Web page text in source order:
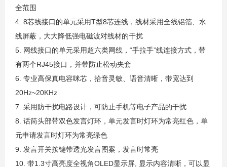
全范围
4. 8芯线接口的单元采用T型8芯连线，线材采用全线铝箔、水
线屏蔽，大大降低强电磁波对线材的干扰
5. 网线接口的单元采用超六类网线，“手拉手”线连接方式，带
有两个RJ45接口，并带防止松动夹套
6. 专业高保真电容咪芯，拾音灵敏、语音清晰，带宽达到
20Hz~20KHz
7. 采用防干扰电路设计，可防止手机等电子产品的干扰
8. 话筒头部带双色发言灯环，单元发言时灯环为常亮红色，单
元申请发言时灯环为常亮绿色
9. 发言开关按键带透光发言图案，发言时常亮
10. 带1.3寸高亮度全视角OLED显示屏, 显示内容清晰，可以显